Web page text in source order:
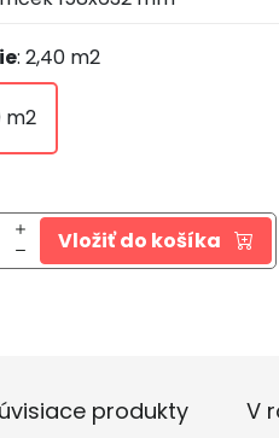
: 2,40 m2
m2
Vložiť do košíka
produkty V